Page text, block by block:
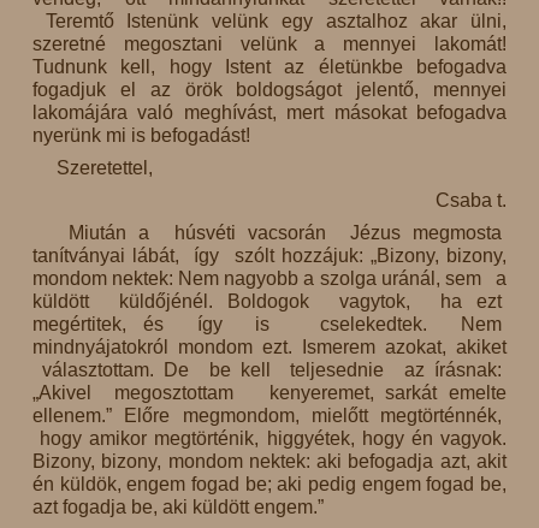
Teremtő Istenünk velünk egy asztalhoz akar ülni,
szeretné megosztani velünk a mennyei lakomát!
Tudnunk kell, hogy Istent az életünkbe befogadva
fogadjuk el az örök boldogságot jelentő, mennyei
lakomájára való meghívást, mert másokat befogadva
nyerünk mi is befogadást!
Szeretettel,
Csaba t.
Miután a húsvéti vacsorán Jézus megmosta
tanítványai lábát, így szólt hozzájuk: „Bizony, bizony,
mondom nektek: Nem nagyobb a szolga uránál, sem a
küldött küldőjénél. Boldogok vagytok, ha ezt
megértitek, és így is cselekedtek. Nem
mindnyájatokról mondom ezt. Ismerem azokat, akiket
választottam. De be kell teljesednie az írásnak:
„Akivel megosztottam kenyeremet, sarkát emelte
ellenem.” Előre megmondom, mielőtt megtörténnék,
hogy amikor megtörténik, higgyétek, hogy én vagyok.
Bizony, bizony, mondom nektek: aki befogadja azt, akit
én küldök, engem fogad be; aki pedig engem fogad be,
azt fogadja be, aki küldött engem.”